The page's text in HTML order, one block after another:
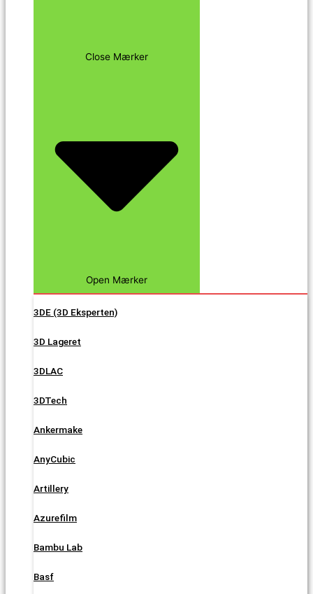
Close Mærker
Open Mærker
3DE (3D Eksperten)
3D Lageret
3DLAC
3DTech
Ankermake
AnyCubic
Artillery
Azurefilm
Bambu Lab
Basf